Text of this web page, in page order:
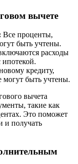
вычете
Все проценты,
быть учтены.
расходы
ипотекой.
кредиту,
быть учтены.
вычета
такие как
Это поможет
и получать